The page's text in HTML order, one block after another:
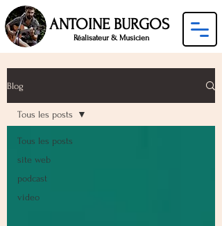
ANTOINE BURGOS
Réalisateur & Musicien
Blog
Tous les posts
site web
podcast
video
Tous les posts